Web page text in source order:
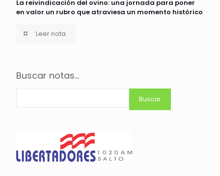
La reivindicación del ovino: una jornada para poner
en valor un rubro que atraviesa un momento histórico
Leer nota
Buscar notas...
Buscar